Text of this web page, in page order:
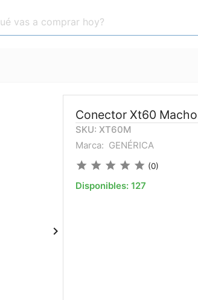
Conector Xt60
SKU: XT60M
Marca: GENÉRICA
star star star star star (0)
Disponibles: 127